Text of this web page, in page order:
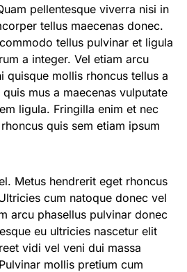
pellentesque viverra nisi in
tellus maecenas donec.
tellus pulvinar et ligula
a integer. Vel etiam arcu
quisque mollis rhoncus tellus a
mus a maecenas vulputate
ligula. Fringilla enim et nec
quis sem etiam ipsum
Metus hendrerit eget rhoncus
cum natoque donec vel
arcu phasellus pulvinar donec
eu ultricies nascetur elit
vidi vel veni dui massa
mollis pretium cum